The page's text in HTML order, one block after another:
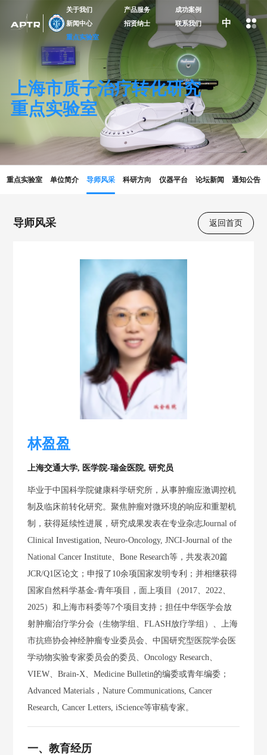
中
关于我们 产品服务
成功案例
新闻中心
招贤纳士
联系我们
重点实验室
上海市质子治疗转化研究
重点实验室
重点实验室 单位简介 导师风采 科研方向 仪器平台 论坛新闻 通知公告
导师风采 返回首页
林盈盈
上海交通大学, 医学院-瑞金医院, 研究员
毕业于中国科学院健康科学研究所，从事肿瘤应激调控机
制及临床前转化研究。聚焦肿瘤对微环境的响应和重塑机
制，获得延续性进展，研究成果发表在专业杂志Journal of
Clinical Investigation, Neuro-Oncology, JNCI-Journal of the
National Cancer Institute、Bone Research等，共发表20篇
JCR/Q1区论文；申报了10余项国家发明专利；并相继获得
国家自然科学基金-青年项目，面上项目（2017、2022、
2025）和上海市科委等7个项目支持；担任中华医学会放
射肿瘤治疗学分会（生物学组、FLASH放疗学组）、上海
市抗癌协会神经肿瘤专业委员会、中国研究型医院学会医
学动物实验专家委员会的委员、Oncology Research、
VIEW、Brain-X、Medicine Bulletin的编委或青年编委；
Advanced Materials，Nature Communications, Cancer
Research, Cancer Letters, iScience等审稿专家。
一、教育经历